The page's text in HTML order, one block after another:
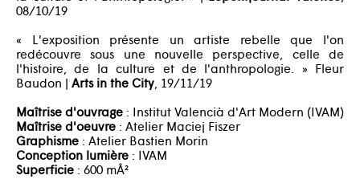
08/10/19
« L'exposition présente un artiste rebelle que l'on
redécouvre sous une nouvelle perspective, celle de
l'histoire, de la culture et de l'anthropologie. » Fleur
Baudon | Arts in the City, 19/11/19
Maîtrise d'ouvrage : Institut Valencià d'Art Modern (IVAM)
Maîtrise d'oeuvre : Atelier Maciej Fiszer
Graphisme : Atelier Bastien Morin
Conception lumière : IVAM
Superficie : 600 mÂ²